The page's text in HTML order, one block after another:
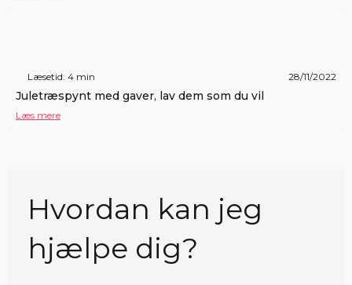
Læsetid: 4 min 28/11/2022
Juletræspynt med gaver, lav dem som du vil
Læs mere
Hvordan kan jeg
hjælpe dig?